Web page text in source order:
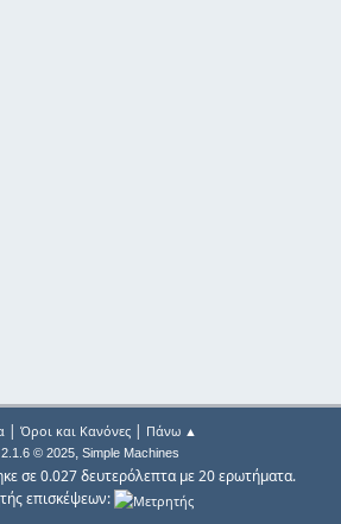
| Όροι και Κανόνες| Πάνω ▲
© 2025, Simple Machines
σε 0.027 δευτερόλεπτα με 20 ερωτήματα.
επισκέψεων: